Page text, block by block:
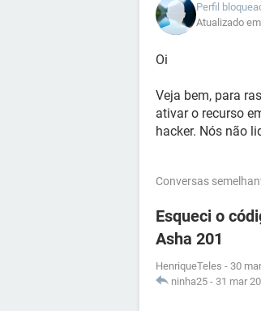
Perfil
Atualizado
Oi
Veja bem, para
ativar o recurso
hacker. Nós não
Conversas
Esqueci o
Asha 201
HenriqueTeles - 30
ninha25 - 31 mar